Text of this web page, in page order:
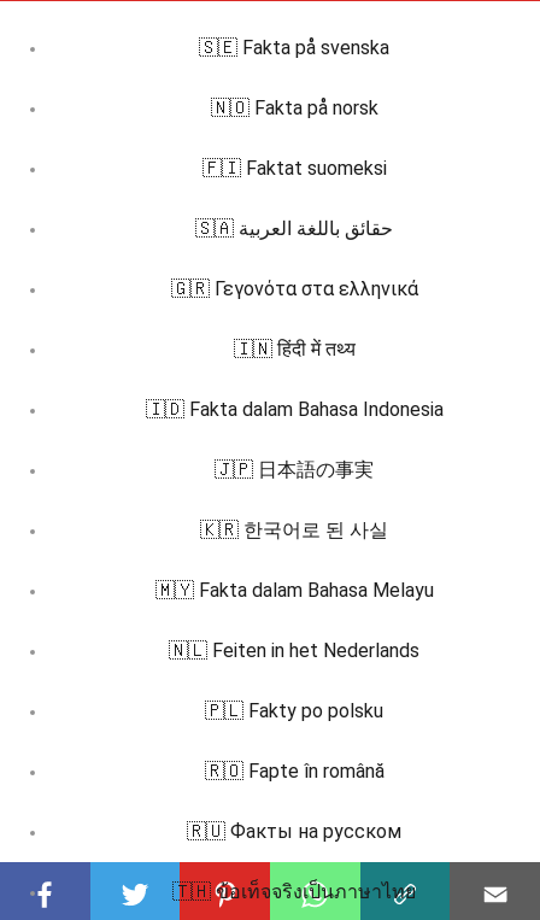
🇸🇪 Fakta på svenska
🇳🇴 Fakta på norsk
🇫🇮 Faktat suomeksi
🇸🇦 حقائق باللغة العربية
🇬🇷 Γεγονότα στα ελληνικά
🇮🇳 हिंदी में तथ्य
🇮🇩 Fakta dalam Bahasa Indonesia
🇯🇵 日本語の事実
🇰🇷 한국어로 된 사실
🇲🇾 Fakta dalam Bahasa Melayu
🇳🇱 Feiten in het Nederlands
🇵🇱 Fakty po polsku
🇷🇴 Fapte în română
🇷🇺 Факты на русском
🇹🇭 ข้อเท็จจริงเป็นภาษาไทย